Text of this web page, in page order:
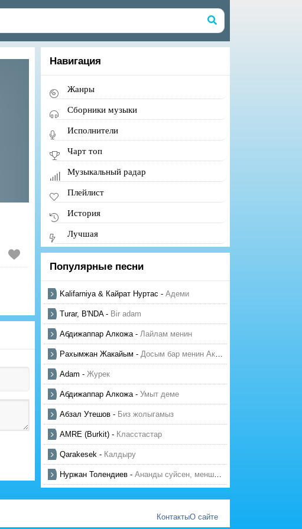
Навигация
Жанры
Сборники музыки
Исполнители
Чарт топ
Музыкальный радар
Плейлист
История
Лучшая
Популярные песни
Kalifarniya & Кайрат Нуртас - Адеми
Turar, B'NDA- Bir adam
Абдижаппар Алкожа- Лайлам менин
Рахымжан Жакайым - Досым бар менин Актауда
Adam - Журек
Абдижаппар Алкожа- Умыт деме
Абзал Утешов - Биз жолыгамыз
AMRE (Burkit) - Класстастар
Qarakesek - Калдыру
Нуржан Толендиев - Ананды суйсен, менше суй
КонтактыО сайте